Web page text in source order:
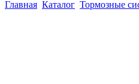
Главная Каталог Тормозные